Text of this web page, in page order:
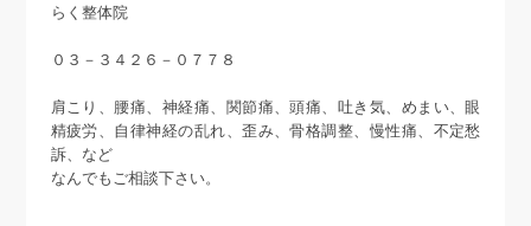
らく整体院
０３－３４２６－０７７８
肩こり、腰痛、神経痛、関節痛、頭痛、吐き気、めまい、眼
精疲労、自律神経の乱れ、歪み、骨格調整、慢性痛、不定愁
訴、など
なんでもご相談下さい。